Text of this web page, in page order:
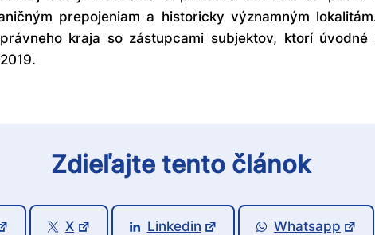
prepojeniam a historicky významným
kraja so zástupcami subjektov, ktorí
Zdieľajte tento článok
X Linkedin Whatsapp